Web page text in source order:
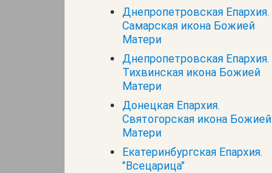
Днепропетровская Епархия.
Самарская икона Божией
Матери
Днепропетровская Епархия.
Тихвинская икона Божией
Матери
Донецкая Епархия.
Святогорская икона Божией
Матери
Екатеринбургская Епархия.
"Всецарица"